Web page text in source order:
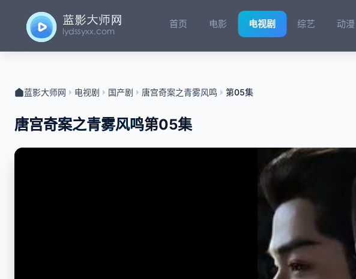
首页 电影 电视剧 综艺 动漫
蓝影大师网 电视剧 国产剧 唐宫奇案之青雾风鸣 第05集
唐宫奇案之青雾风鸣第05集